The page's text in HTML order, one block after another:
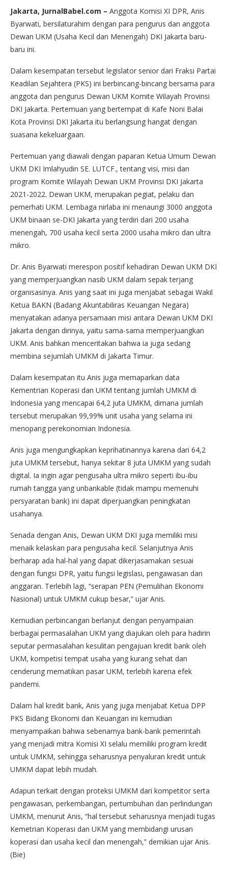
Jakarta, JurnalBabel.com – Anggota Komisi XI DPR, Anis
Byarwati, bersilaturahim dengan para pengurus dan anggota
Dewan UKM (Usaha Kecil dan Menengah) DKI Jakarta baru-
baru ini.
Dalam kesempatan tersebut legislator senior dari Fraksi Partai
Keadilan Sejahtera (PKS) ini berbincang-bincang bersama para
anggota dan pengurus Dewan UKM Komite Wilayah Provinsi
DKI Jakarta. Pertemuan yang bertempat di Kafe Noni Balai
Kota Provinsi DKI Jakarta itu berlangsung hangat dengan
suasana kekeluargaan.
Pertemuan yang diawali dengan paparan Ketua Umum Dewan
UKM DKI Imlahyudin SE. LUTCF., tentang visi, misi dan
program Komite Wilayah Dewan UKM Provinsi DKI Jakarta
2021-2022. Dewan UKM, merupakan pegiat, pelaku dan
pemerhati UKM. Lembaga nirlaba ini menaungi 3000 anggota
UKM binaan se-DKI Jakarta yang terdiri dari 200 usaha
menengah, 700 usaha kecil serta 2000 usaha mikro dan ultra
mikro.
Dr. Anis Byarwati merespon positif kehadiran Dewan UKM DKI
yang memperjuangkan nasib UKM dalam sepak terjang
organisasinya. Anis yang saat ini juga menjabat sebagai Wakil
Ketua BAKN (Badang Akuntabiliras Keuangan Negara)
menyatakan adanya persamaan misi antara Dewan UKM DKI
Jakarta dengan dirinya, yaitu sama-sama memperjuangkan
UKM. Anis bahkan menceritakan bahwa ia juga sedang
membina sejumlah UMKM di Jakarta Timur.
Dalam kesempatan itu Anis juga memaparkan data
Kementrian Koperasi dan UKM tentang jumlah UMKM di
Indonesia yang mencapai 64,2 juta UMKM, dimana jumlah
tersebut merupakan 99,99% unit usaha yang selama ini
menopang perekonomian Indonesia.
Anis juga mengungkapkan keprihatinannya karena dari 64,2
juta UMKM tersebut, hanya sekitar 8 juta UMKM yang sudah
digital. Ia ingin agar pengusaha ultra mikro seperti ibu-ibu
rumah tangga yang unbankable (tidak mampu memenuhi
persyaratan bank) ini dapat diperjuangkan peningkatan
usahanya.
Senada dengan Anis, Dewan UKM DKI juga memiliki misi
menaik kelaskan para pengusaha kecil. Selanjutnya Anis
berharap ada hal-hal yang dapat dikerjasamakan sesuai
dengan fungsi DPR, yaitu fungsi legislasi, pengawasan dan
anggaran. Terlebih lagi, “serapan PEN (Pemulihan Ekonomi
Nasional) untuk UMKM cukup besar,” ujar Anis.
Kemudian perbincangan berlanjut dengan penyampaian
berbagai permasalahan UKM yang diajukan oleh para hadirin
seputar permasalahan kesulitan pengajuan kredit bank oleh
UKM, kompetisi tempat usaha yang kurang sehat dan
cenderung mematikan pasar UKM, terlebih karena efek
pandemi.
Dalam hal kredit bank, Anis yang juga menjabat Ketua DPP
PKS Bidang Ekonomi dan Keuangan ini kemudian
menyampaikan bahwa sebenarnya bank-bank pemerintah
yang menjadi mitra Komisi XI selalu memiliki program kredit
untuk UMKM, sehingga seharusnya penyaluran kredit untuk
UMKM dapat lebih mudah.
Adapun terkait dengan proteksi UMKM dari kompetitor serta
pengawasan, perkembangan, pertumbuhan dan perlindungan
UMKM, menurut Anis, “hal tersebut seharusnya menjadi tugas
Kemetrian Koperasi dan UKM yang membidangi urusan
koperasi dan usaha kecil dan menengah,” demikian ujar Anis.
(Bie)